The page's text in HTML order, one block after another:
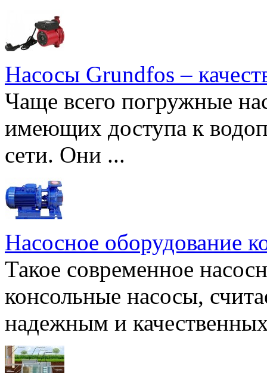
Насосы Grundfos –
Чаще всего погружные
имеющих доступа к
сети. Они ...
Насосное оборудование
Такое современное
консольные насосы,
надежным и